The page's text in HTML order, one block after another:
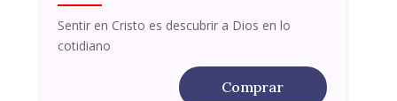
Sentir en Cristo es descubrir a Dios en lo
cotidiano
Comprar